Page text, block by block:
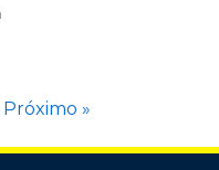
Próximo »